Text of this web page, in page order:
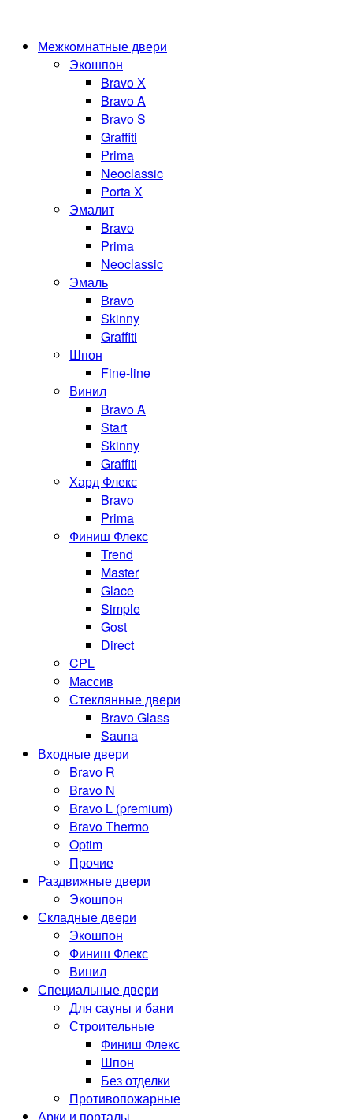
Межкомнатные двери
Экошпон
Bravo Х
Bravo A
Bravo S
Graffiti
Prima
Neoclassic
Porta X
Эмалит
Bravo
Prima
Neoclassic
Эмаль
Bravo
Skinny
Graffiti
Шпон
Fine-line
Винил
Bravo A
Start
Skinny
Graffiti
Хард Флекс
Bravo
Prima
Финиш Флекс
Trend
Master
Glace
Simple
Gost
Direct
CPL
Массив
Стеклянные двери
Bravo Glass
Sauna
Входные двери
Bravo R
Bravo N
Bravo L (premium)
Bravo Thermo
Optim
Прочие
Раздвижные двери
Экошпон
Складные двери
Экошпон
Финиш Флекс
Винил
Специальные двери
Для сауны и бани
Строительные
Финиш Флекс
Шпон
Без отделки
Противопожарные